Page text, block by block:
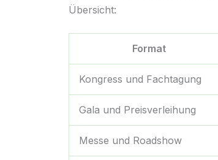
Übersicht:
Format
Kongress und Fachtagung
Gala und Preisverleihung
Messe und Roadshow